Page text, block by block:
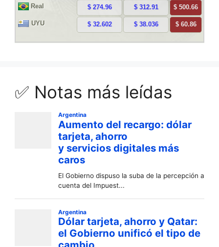
✅ Notas más leídas